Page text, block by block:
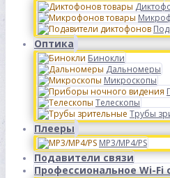
Оптика
Бинокли
Дальномеры
Микроскопы
Телескопы
Трубы
Плееры
MP3/MP4/PS
Подавители связи
Профессиональное Wi-Fi